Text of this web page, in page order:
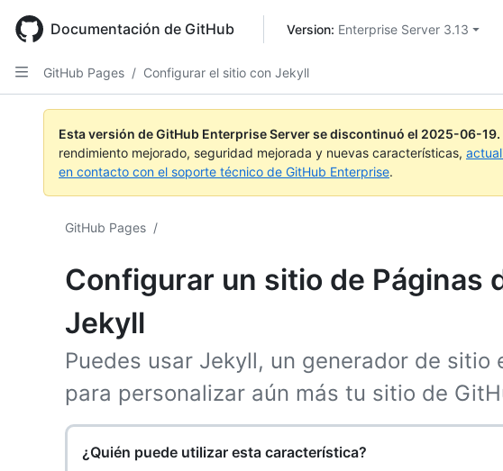
main
content
Documentación de GitHub Version: Enterprise Server 3.13
GitHub Pages / Configurar el sitio con Jekyll
Esta versión de GitHub Enterprise Server se discontinuó el 2025-06-19.
rendimiento mejorado, seguridad mejorada y nuevas características,
en contacto con el soporte técnico de GitHub Enterprise.
GitHub Pages /
Configurar un sitio de Páginas
Jekyll
Puedes usar Jekyll, un generador de sitio
para personalizar aún más tu sitio de
¿Quién puede utilizar esta característica?